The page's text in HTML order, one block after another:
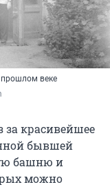
веке
красивейшее
бывшей
башню и
можно